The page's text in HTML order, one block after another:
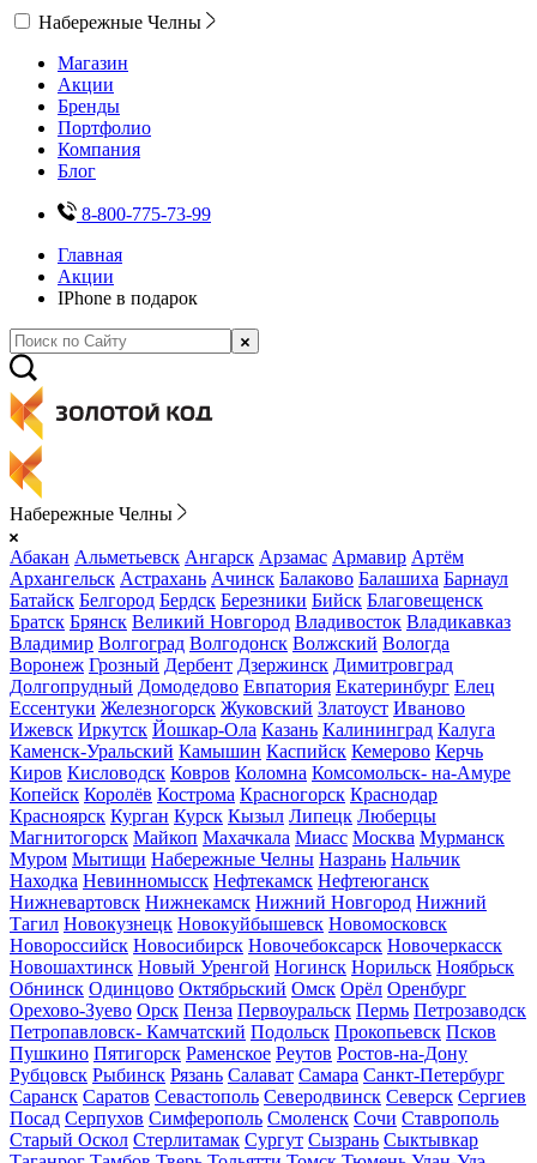
Набережные Челны
Магазин
Акции
Бренды
Портфолио
Компания
Блог
8-800-775-73-99
Главная
Акции
IPhone в подарок
Набережные Челны
Абакан Альметьевск Ангарск Арзамас Армавир Артём
Архангельск Астрахань Ачинск Балаково Балашиха Барнаул
Батайск Белгород Бердск Березники Бийск Благовещенск
Братск Брянск Великий Новгород Владивосток Владикавказ
Владимир Волгоград Волгодонск Волжский Вологда
Воронеж Грозный Дербент Дзержинск Димитровград
Долгопрудный Домодедово Евпатория Екатеринбург Елец
Ессентуки Железногорск Жуковский Златоуст Иваново
Ижевск Иркутск Йошкар-Ола Казань Калининград Калуга
Каменск-Уральский Камышин Каспийск Кемерово Керчь
Киров Кисловодск Ковров Коломна Комсомольск- на-Амуре
Копейск Королёв Кострома Красногорск Краснодар
Красноярск Курган Курск Кызыл Липецк Люберцы
Магнитогорск Майкоп Махачкала Миасс Москва Мурманск
Муром Мытищи Набережные Челны Назрань Нальчик
Находка Невинномысск Нефтекамск Нефтеюганск
Нижневартовск Нижнекамск Нижний Новгород Нижний
Тагил Новокузнецк Новокуйбышевск Новомосковск
Новороссийск Новосибирск Новочебоксарск Новочеркасск
Новошахтинск Новый Уренгой Ногинск Норильск Ноябрьск
Обнинск Одинцово Октябрьский Омск Орёл Оренбург
Орехово-Зуево Орск Пенза Первоуральск Пермь Петрозаводск
Петропавловск- Камчатский Подольск Прокопьевск Псков
Пушкино Пятигорск Раменское Реутов Ростов-на-Дону
Рубцовск Рыбинск Рязань Салават Самара Санкт-Петербург
Саранск Саратов Севастополь Северодвинск Северск Сергиев
Посад Серпухов Симферополь Смоленск Сочи Ставрополь
Старый Оскол Стерлитамак Сургут Сызрань Сыктывкар